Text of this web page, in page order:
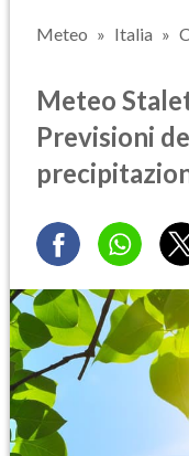
Meteo Italia
Meteo
Previsioni